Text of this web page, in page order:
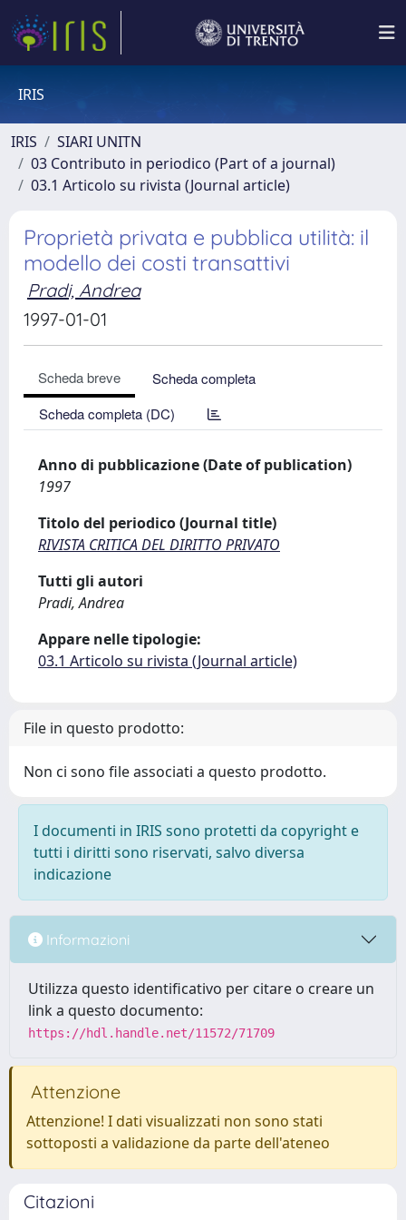
IRIS
IRIS
SIARI UNITN
03 Contributo in periodico (Part of a journal)
03.1 Articolo su rivista (Journal article)
Proprietà privata e pubblica utilità: il
modello dei costi transattivi
Pradi, Andrea
1997-01-01
Scheda breve
Scheda completa
Scheda completa (DC)
Anno di pubblicazione (Date of publication)
1997
Titolo del periodico (Journal title)
RIVISTA CRITICA DEL DIRITTO PRIVATO
Tutti gli autori
Pradi, Andrea
Appare nelle tipologie:
03.1 Articolo su rivista (Journal article)
File in questo prodotto:
Non ci sono file associati a questo prodotto.
I documenti in IRIS sono protetti da copyright e
tutti i diritti sono riservati, salvo diversa
indicazione
Informazioni
Utilizza questo identificativo per citare o creare un
link a questo documento:
https://hdl.handle.net/11572/71709
Attenzione
Attenzione! I dati visualizzati non sono stati
sottoposti a validazione da parte dell'ateneo
Citazioni